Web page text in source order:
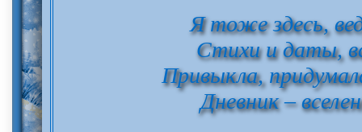
Я тоже здесь,
Стихи и даты,
Привыкла,
Дневник –